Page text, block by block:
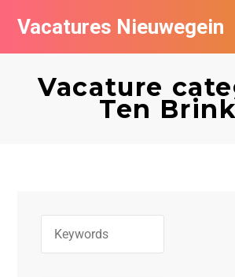
Vacatures Nieuwegein
Vacature
Ten
Vacatures per bedrijf in Nieuwegein